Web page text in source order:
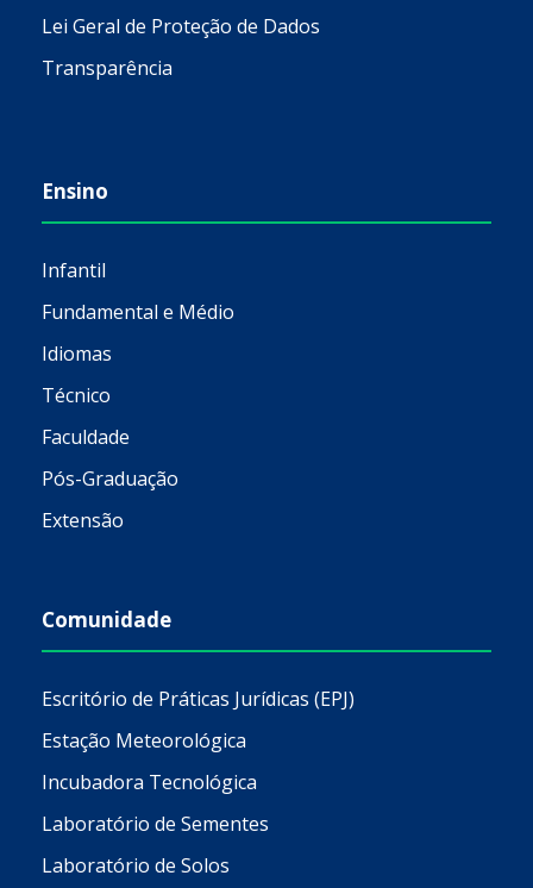
Lei Geral de Proteção de Dados
Transparência
Ensino
Infantil
Fundamental e Médio
Idiomas
Técnico
Faculdade
Pós-Graduação
Extensão
Comunidade
Escritório de Práticas Jurídicas (EPJ)
Estação Meteorológica
Incubadora Tecnológica
Laboratório de Sementes
Laboratório de Solos